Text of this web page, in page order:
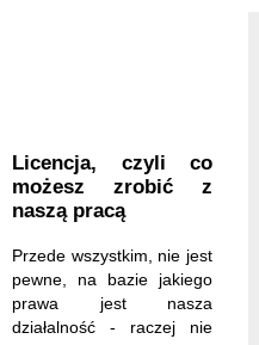
Licencja, czyli co
możesz zrobić z
naszą pracą
Przede wszystkim, nie jest
pewne, na bazie jakiego
prawa jest nasza
działalność - raczej nie